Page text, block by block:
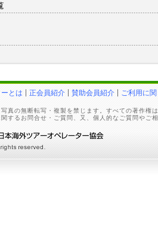
とは 正会員紹介 賛助会員紹介 ご利用に
真の無断転写・複製を禁じます。すべての著作権
するお問合せ・ご質問、又、個人的なご質問やご